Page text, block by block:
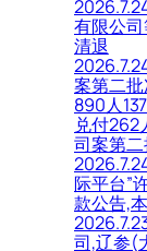
有限公
清退
案第二
890人
兑付262
司案第
际平台”
款公告,
司,辽参(